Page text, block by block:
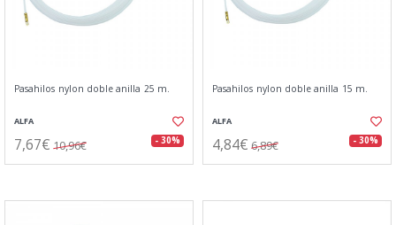
Pasahilos nylon doble anilla 25 m.
ALFA
7,67€ 10,96€ - 30%
Pasahilos nylon doble anilla 15 m.
ALFA
4,84€ 6,89€ - 30%